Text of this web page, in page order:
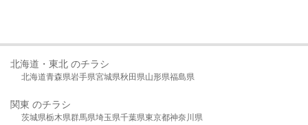
北海道・東北 のチラシ
北海道青森県岩手県宮城県秋田県山形県福島県
関東 のチラシ
茨城県栃木県群馬県埼玉県千葉県東京都神奈川県